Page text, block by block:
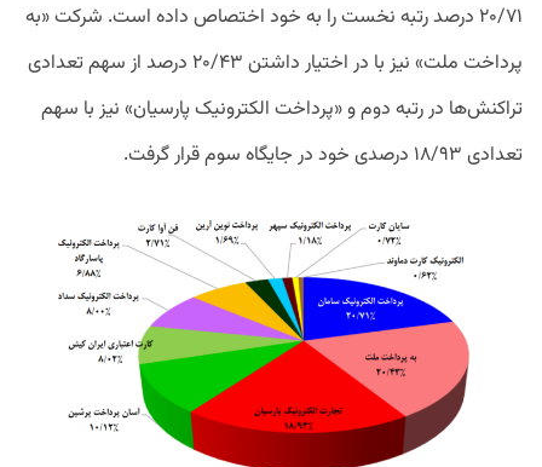
۲۰/۷۱ درصد رتبه نخست را به خود اختصاص داده است. شرکت «به
پرداخت ملت» نیز با در اختیار داشتن ۲۰/۴۳ درصد از سهم تعدادی
تراکنش‌ها در رتبه دوم و «پرداخت الکترونیک پارسیان» نیز با سهم
تعدادی ۱۸/۹۳ درصدی خود در جایگاه سوم قرار گرفت.